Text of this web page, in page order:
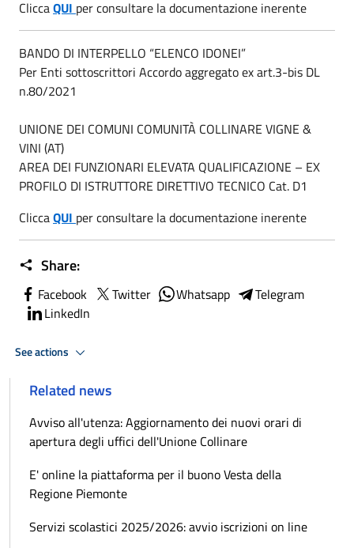
CliccaQUI per consultare la documentazione inerente
BANDO DI INTERPELLO “ELENCO IDONEI”
Per Enti sottoscrittori Accordo aggregato ex art.3-bis DL
n.80/2021
UNIONE DEI COMUNI COMUNITÀ COLLINARE VIGNE &
VINI (AT)
AREA DEI FUNZIONARI ELEVATA QUALIFICAZIONE – EX
PROFILO DI ISTRUTTORE DIRETTIVO TECNICO Cat. D1
CliccaQUI per consultare la documentazione inerente
Share:
Facebook Twitter Whatsapp
Telegram
LinkedIn
See actions
Related news
Avviso all'utenza: Aggiornamento dei nuovi orari di
apertura degli uffici dell'Unione Collinare
E' online la piattaforma per il buono Vesta della
Regione Piemonte
Servizi scolastici 2025/2026: avvio iscrizioni on line